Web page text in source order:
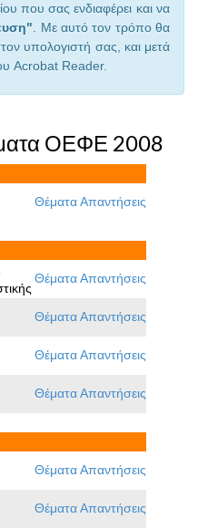
που σας ενδιαφέρει και να
. Με αυτό τον τρόπο θα
υπολογιστή σας, και μετά
του Acrobat Reader.
ΟΕΦΕ 2008
ΘέματαΑπαντήσεις
ΘέματαΑπαντήσεις
ΘέματαΑπαντήσεις
ΘέματαΑπαντήσεις
ΘέματαΑπαντήσεις
ΘέματαΑπαντήσεις
ΘέματαΑπαντήσεις